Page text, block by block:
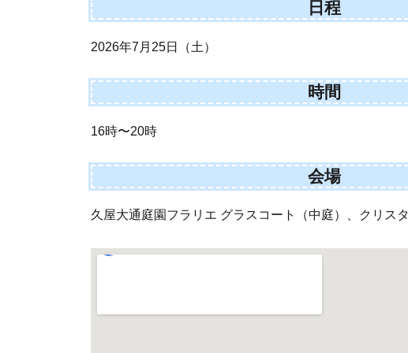
日程
2026年7月25日（土）
時間
16時〜20時
会場
久屋大通庭園フラリエ グラスコート（中庭）、クリス